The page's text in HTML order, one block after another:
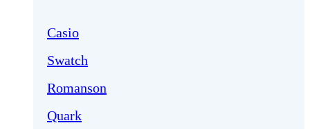
Casio
Swatch
Romanson
Quark